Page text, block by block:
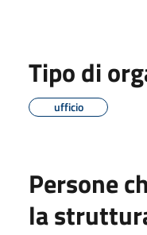
Tipo di
ufficio
Persone
la